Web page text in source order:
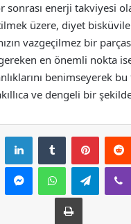
sonrası enerji takviyesi
üzere, diyet
vazgeçilmez bir
en önemli nokta
benimseyerek
ve dengeli bir
LinkedInTumblr
MessengerWhatsApp
Yazdır